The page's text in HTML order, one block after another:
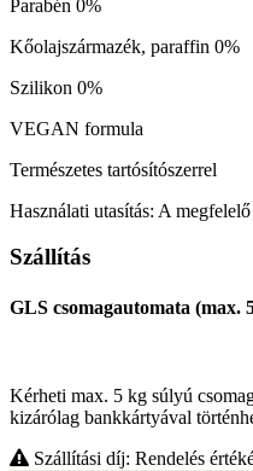
Parabén 0%
Kőolajszármazék, paraffin 0%
Szilikon 0%
VEGAN formula
Természetes tartósítószerrel
Használati utasítás: A
Szállítás
GLS csomagautomata (max.
Kérheti max. 5 kg súlyú
kizárólag bankkártyával
Szállítási díj: Rendelés